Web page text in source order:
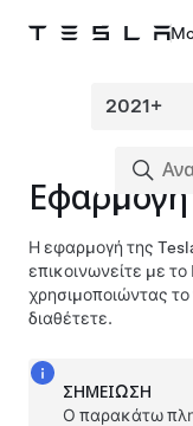
Εφαρμογή
Η εφαρμογή της
επικοινωνείτε με το
χρησιμοποιώντας
διαθέτετε.
ΣΗΜΕΊΩΣΗ
Ο παρακάτω